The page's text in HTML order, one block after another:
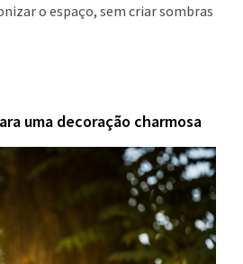
o espaço, sem criar sombras
uma decoração charmosa